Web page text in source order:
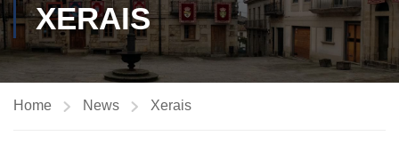
XERAIS
Home News Xerais